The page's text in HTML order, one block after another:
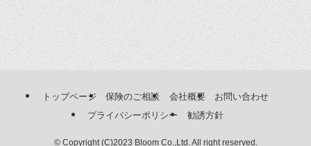
トップページ 保険のご相談 会社概要
お問い合わせ
プライバシーポリシー
勧誘方針
©Copyright (C)2023 Bloom Co.,Ltd. All right reserved.